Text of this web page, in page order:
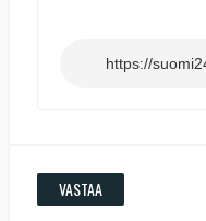
VASTAA